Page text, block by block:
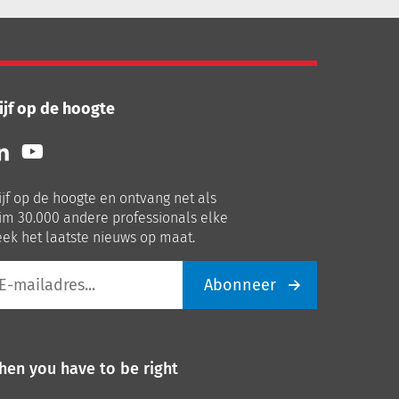
op de hoogte
Volg
ons
Youtube
op de hoogte en ontvang net als
30.000 andere professionals elke
het laatste nieuws op maat.
Abonneer
you have to be right